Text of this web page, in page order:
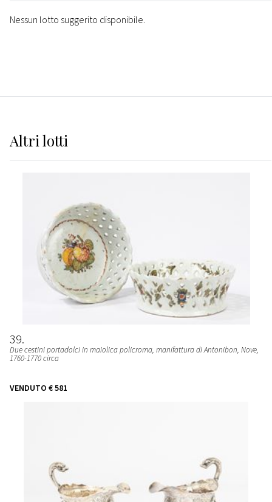
Nessun lotto suggerito disponibile.
Altrilotti
39
Due cestini portadolci in maiolica policroma, manifattura di Antonibon, Nove,
1760-1770 circa
VENDUTO € 581